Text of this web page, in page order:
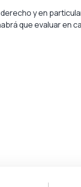
y en
que evaluar en